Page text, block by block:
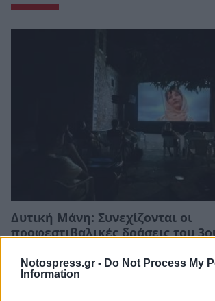
Notospress.gr - Do Not Process My
Information
Δυτική Μάνη: Συνεχίζονται οι
προφεστιβαλικές δράσεις του
05/08/2026 20:32